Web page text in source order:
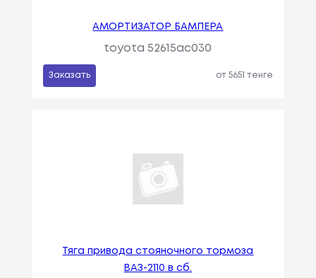
АМОРТИЗАТОР БАМПЕРА
toyota 52615ac030
Заказать от 5651 тенге
Тяга привода стояночного тормоза
ВАЗ-2110 в сб.